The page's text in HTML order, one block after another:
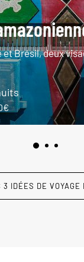
et Brésil, deux
3 IDÉES DE VOYAGE